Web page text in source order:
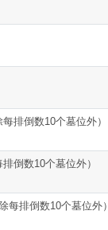
排倒数10个墓位外）
倒数10个墓位外）
每排倒数10个墓位外）